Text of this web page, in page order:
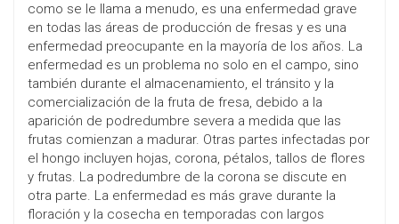
como se le llama a menudo, es una enfermedad grave
en todas las áreas de producción de fresas y es una
enfermedad preocupante en la mayoría de los años. La
enfermedad es un problema no solo en el campo, sino
también durante el almacenamiento, el tránsito y la
comercialización de la fruta de fresa, debido a la
aparición de podredumbre severa a medida que las
frutas comienzan a madurar. Otras partes infectadas por
el hongo incluyen hojas, corona, pétalos, tallos de flores
y frutas. La podredumbre de la corona se discute en
otra parte. La enfermedad es más grave durante la
floración y la cosecha en temporadas con largos